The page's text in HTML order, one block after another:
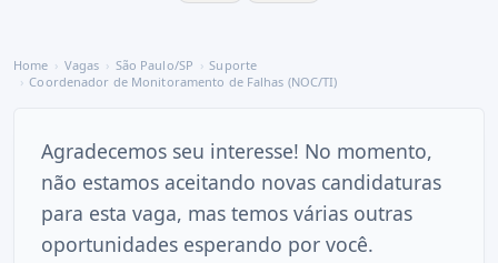
Home Vagas São Paulo/SP
Suporte
Coordenador de Monitoramento de Falhas (NOC/TI)
Agradecemos seu interesse! No momento,
não estamos aceitando novas candidaturas
para esta vaga, mas temos várias outras
oportunidades esperando por você.